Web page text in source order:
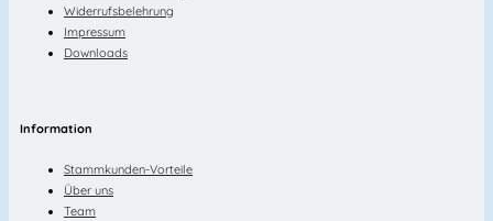
Widerrufsbelehrung
Impressum
Downloads
Information
Stammkunden-Vorteile
Über uns
Team